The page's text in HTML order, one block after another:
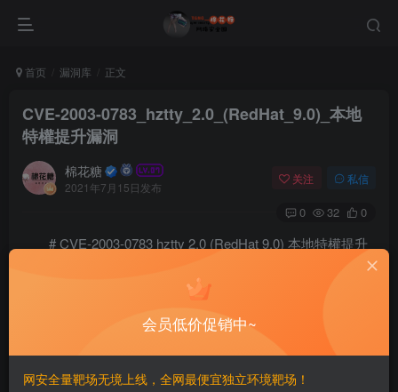
首页 漏洞库 正文
CVE-2003-0783_hztty_2.0_(RedHat_9.0)_本地
特權提升漏洞
棉花糖
2021年7月15日发布
关注 私信
0 32 0
# CVE-2003-0783 hztty 2.0 (RedHat 9.0) 本地特權提升
/*  0x333hztty => hztty 2.0 local root exploit
*	more info : Debian Security Advisory DSA 385-1
会员低价促销中~
网安全量靶场无境上线，全网最便宜独立环境靶场！